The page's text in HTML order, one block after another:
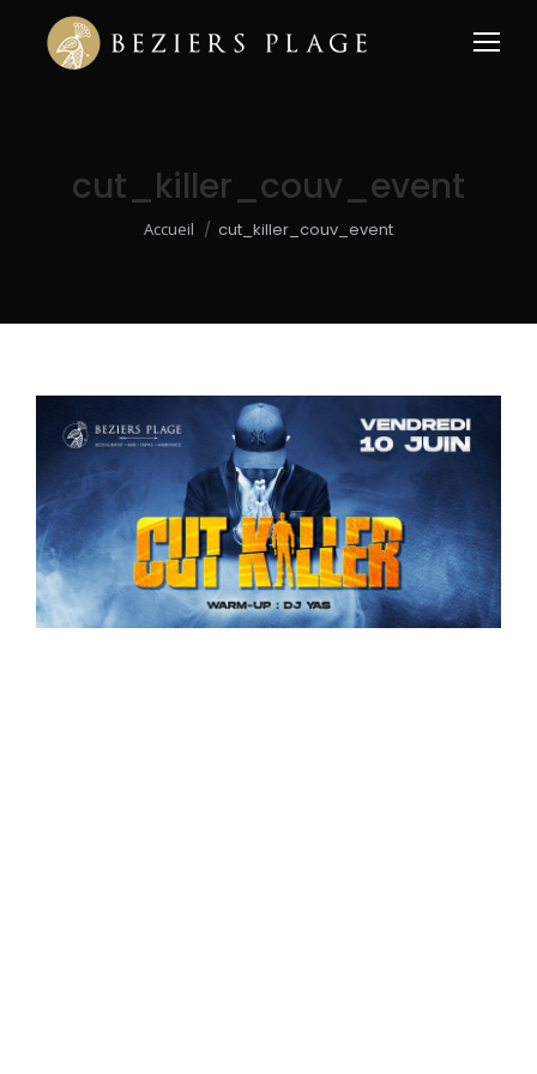
cut_killer_couv_event
Vous êtes ici :
Accueil cut_killer_couv_event